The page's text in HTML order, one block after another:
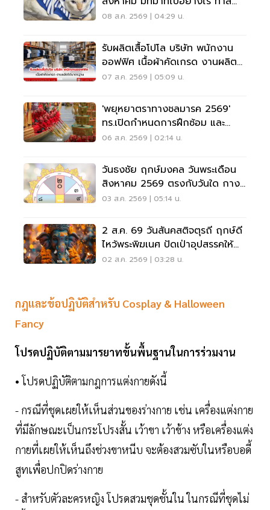
แมวต้องรู้
08 ส.ค. 2569 | 04:29 น.
รับผลิตเสื้อโปโล บริษัท พนักงาน
ออฟฟิศ เนื้อผ้าคัดเกรด งานผลิต
ได้มาตรฐาน
07 ส.ค. 2569 | 05:09 น.
'พยุหยาตราทางชลมารค 2569'
ทร.เปิดกำหนดการฝึกซ้อม และ
วันพระราชพิธี จุดชมขบวน
06 ส.ค. 2569 | 02:14 น.
วันธงชัย ฤกษ์มงคล วันพระเดือน
สิงหาคม 2569 ตรงกับวันใด กาง
ปฏิทินเช็กที่นี่
03 ส.ค. 2569 | 05:14 น.
2 ส.ค. 69 วันสันคสติจตุรถี ฤกษ์ดี
ไหว้พระพิฆเนศ ปัดเป่าอุปสรรคให้
ชีวิตปัง
02 ส.ค. 2569 | 03:28 น.
กฎและข้อปฏิบัติสำหรับ Cosplay & Halloween
Fancy
โปรดปฏิบัติตามมารยาทขั้นพื้นฐานในการร่วมงาน
• โปรดปฏิบัติตามกฎการแต่งกายดังนี้
- กรณีที่ชุดเผยให้เห็นส่วนของร่างกาย เช่น เครื่องแต่งกาย
ที่มีลักษณะเป็นกระโปรงสั้น เว้าขา เว้าข้าง หรือเครื่องแต่ง
กายที่เผยให้เห็นถึงช่วงขาหนีบ จะต้องสวมซับในหรือบอดี้
สูทเพื่อปกปิดร่างกาย
- สำหรับตัวละครหญิง โปรดสวมชุดชั้นใน ในกรณีที่ชุดไม่